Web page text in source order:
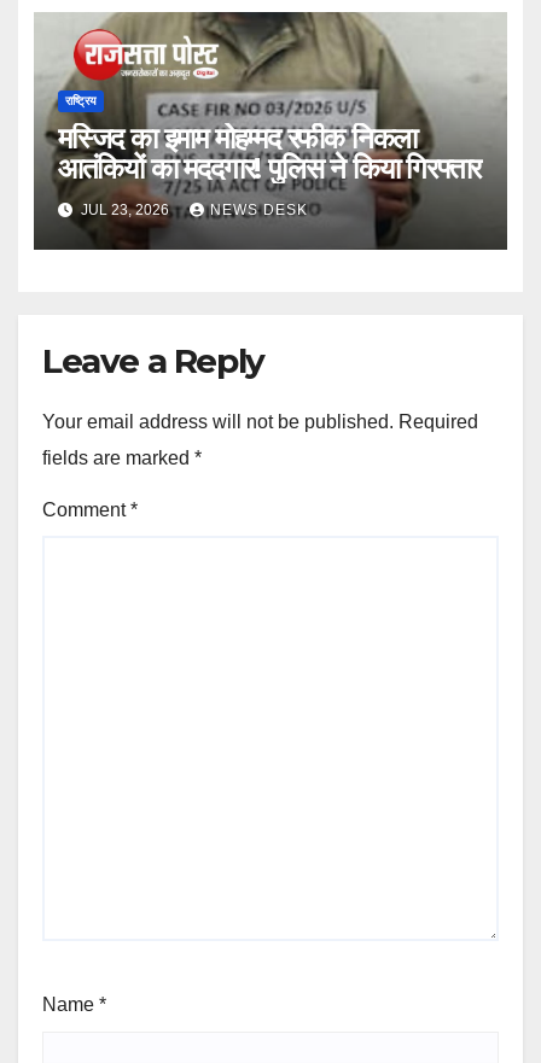
राष्ट्रिय
मस्जिद का इमाम मोहम्मद रफीक निकला
आतंकियों का मददगार! पुलिस ने किया गिरफ्तार
JUL 23, 2026 NEWS DESK
Leave a Reply
Your email address will not be published. Required
fields are marked *
Comment*
Name *